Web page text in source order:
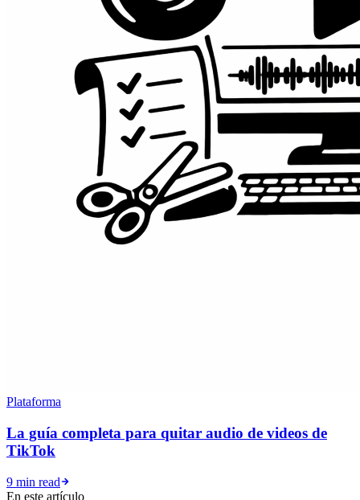
Plataforma
La guía completa para quitar audio de videos de
TikTok
9 min read
En este artículo